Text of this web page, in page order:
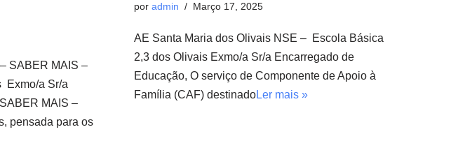
SABER MAIS –
Exmo/a Sr/a
MAIS –
pensada para os
por admin Março 17, 2025
AE Santa Maria dos Olivais NSE – Escola Básica
2,3 dos Olivais Exmo/a Sr/a Encarregado de
Educação, O serviço de Componente de Apoio à
Família (CAF) destinadoLer mais »